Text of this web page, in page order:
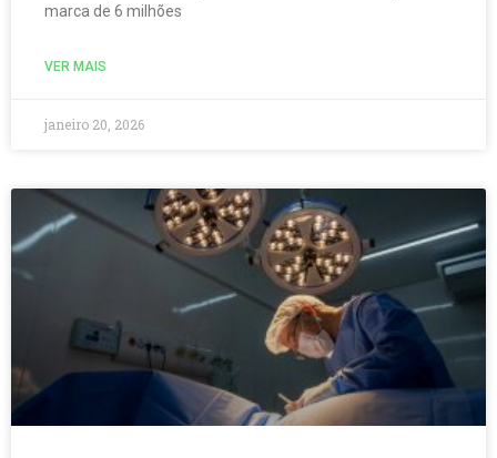
marca de 6 milhões
VER MAIS
janeiro 20, 2026